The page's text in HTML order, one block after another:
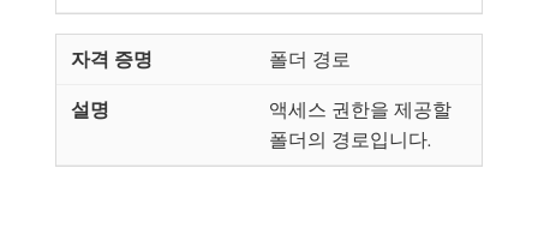
폴더 경로
액세스 권한을 제공할
폴더의 경로입니다.